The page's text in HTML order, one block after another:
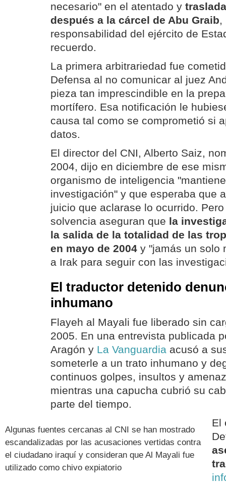
necesario" en el atentado y
después a la cárcel de Abu Graib,
responsabilidad del ejército de
recuerdo.
La primera arbitrariedad fue
Defensa al no comunicar al juez
pieza tan imprescindible en la
mortífero. Esa notificación le
causa tal como se comprometió si
datos.
El director del CNI, Alberto Saiz,
2004, dijo en diciembre de ese
organismo de inteligencia
investigación" y que esperaba que
juicio que aclarase lo ocurrido.
solvencia aseguran que la
la salida de la totalidad de las
en mayo de 2004 y "jamás un solo
a Irak para seguir con las
El traductor detenido
inhumano
Flayeh al Mayali fue liberado sin
2005. En una entrevista publicada
Aragón y La Vanguardia acusó a
someterle a un trato inhumano y
continuos golpes, insultos y
mientras una capucha cubrió su
parte del tiempo.
Algunas fuentes cercanas al CNI se han mostrado
escandalizadas por las acusaciones vertidas contra
el ciudadano iraquí y consideran que Al Mayali fue
utilizado como chivo expiatorio
El